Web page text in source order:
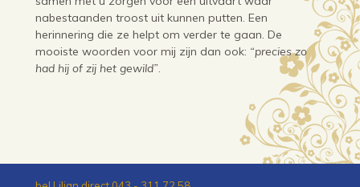
nabestaanden troost uit kunnen putten. Een
herinnering die ze helpt om verder te gaan. De
mooiste woorden voor mij zijn dan ook: “precies zo
had hij of zij het gewild”.